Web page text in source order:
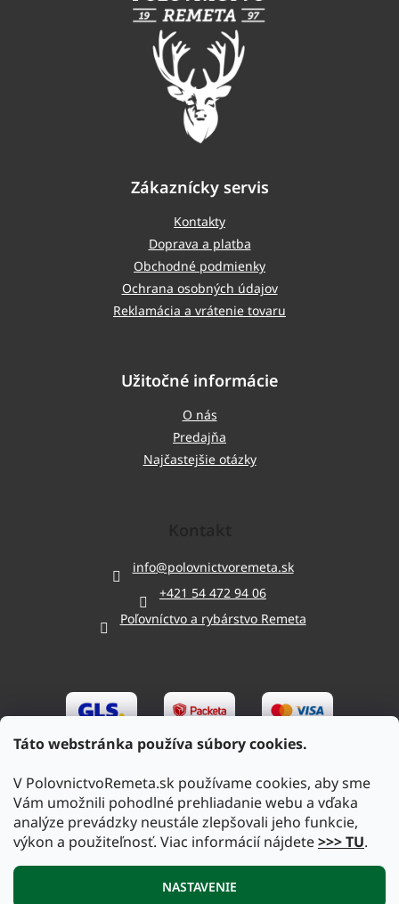
Táto webstránka používa súbory cookies.
V PolovnictvoRemeta.sk používame cookies, aby sme
Vám umožnili pohodlné prehliadanie webu a vďaka
analýze prevádzky neustále zlepšovali jeho funkcie,
výkon a použiteľnosť. Viac informácií nájdete>>> TU.
NASTAVENIE
Zákaznícky servis
Kontakty
Doprava a platba
Obchodné podmienky
Ochrana osobných údajov
Reklamácia a vrátenie tovaru
Užitočné informácie
O nás
Predajňa
Najčastejšie otázky
info@polovnictvoremeta.sk
+421 54 472 94 06
Poľovníctvo a rybárstvo Remeta